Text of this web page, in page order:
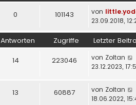
0 101143 von
23.09.2018,
Antworten Zugriffe Letzter
14 223046 von Zoltan
23.12.2023,
13 60887 von Zoltan
18.06.2022,